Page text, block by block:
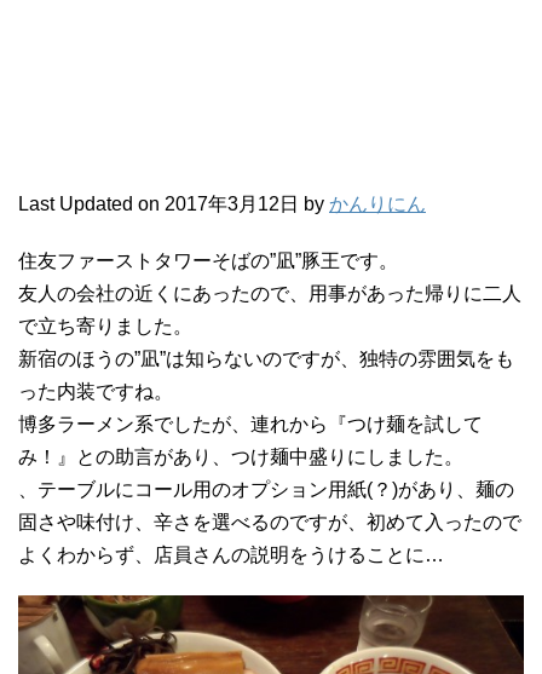
Last Updated on 2017年3月12日 by かんりにん
住友ファーストタワーそばの”凪”豚王です。
友人の会社の近くにあったので、用事があった帰りに二人
で立ち寄りました。
新宿のほうの”凪”は知らないのですが、独特の雰囲気をも
った内装ですね。
博多ラーメン系でしたが、連れから『つけ麺を試して
み！』との助言があり、つけ麺中盛りにしました。
、テーブルにコール用のオプション用紙(？)があり、麺の
固さや味付け、辛さを選べるのですが、初めて入ったので
よくわからず、店員さんの説明をうけることに…